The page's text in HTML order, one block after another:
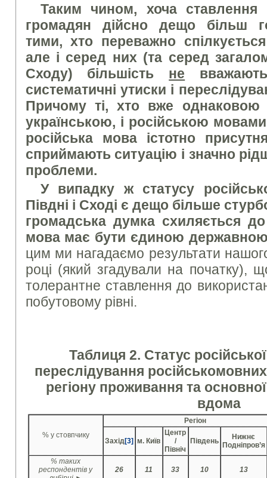
Таким чином, хоча ставлення
громадян дійсно дещо більш
тими, хто переважно
але і серед них (та серед
Сходу) більшість не
систематичні утиски і
Причому ті, хто вже однаковою
українською, і російською
російська мова істотно
сприймають ситуацію і значно
проблеми.
У випадку ж статусу
Півдні і Сході є дещо більше
громадська думка схиляється
мова має бути єдиною
цим ми нагадаємо результати
році (який згадували на початку),
толерантне ставлення до
побутовому рівні.
Таблиця 2. Статус
переслідування
регіону проживання та
вдома
% у стовпчику
Регіон
Захід[3] м. Київ
Центр
/
Північ
Південь
Нижнє
Подніпров’я
% таких
респондентів у
26 11 33 10 13